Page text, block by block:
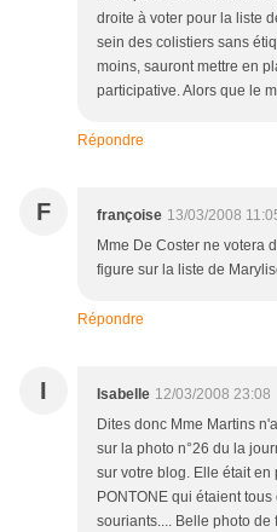
droite à voter pour la liste
sein des colistiers sans
moins, sauront mettre en
participative. Alors que le
Répondre
F françoise 13/03/2008
Mme De Coster ne votera
figure sur la liste de
Répondre
I Isabelle 12/03/2008 23:08
Dites donc Mme Martins
sur la photo n°26 du la
sur votre blog. Elle était en
PONTONE qui étaient
souriants.... Belle photo de